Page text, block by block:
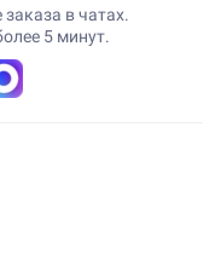
в чатах.
5 минут.